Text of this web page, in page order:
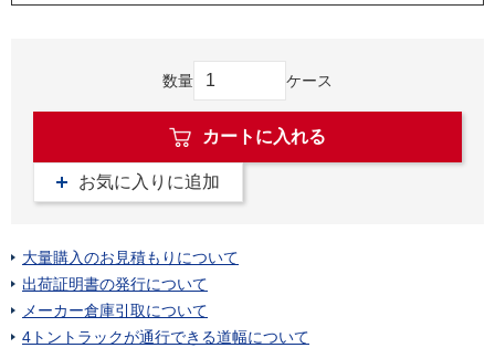
数量 ケース
カートに入れる
お気に入りに追加
大量購入のお見積もりについて
出荷証明書の発行について
メーカー倉庫引取について
4トントラックが通行できる道幅について